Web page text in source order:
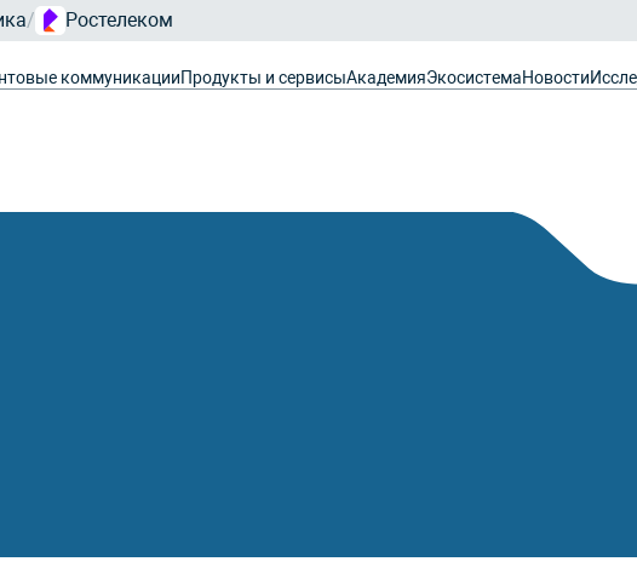
/ Ростелеком
коммуникацииПродукты и сервисыАкадемияЭкосистемаНовости